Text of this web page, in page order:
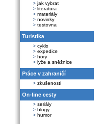
> jak vybrat
> literatura
> materiály
> novinky
> testovna
Turistika
> cyklo
> expedice
> hory
> lyže a sněžnice
Práce v zahraničí
> zkušenosti
On-line cesty
> seriály
> blogy
> humor